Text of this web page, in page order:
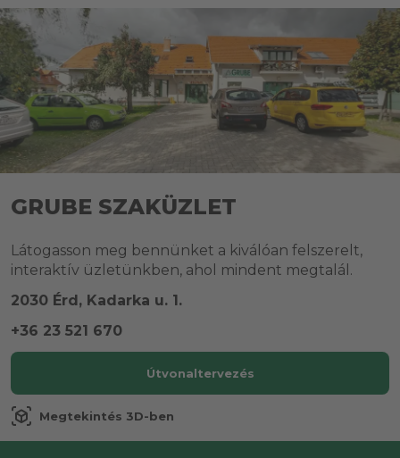
GRUBE SZAKÜZLET
Látogasson meg bennünket a kiválóan felszerelt,
interaktív üzletünkben, ahol mindent megtalál.
2030 Érd, Kadarka u. 1.
+36 23 521 670
Útvonaltervezés
view_in_ar Megtekintés 3D-ben